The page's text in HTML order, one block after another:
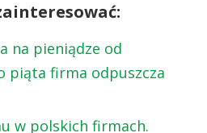
na pieniądze od
piąta firma odpuszcza
w polskich firmach.